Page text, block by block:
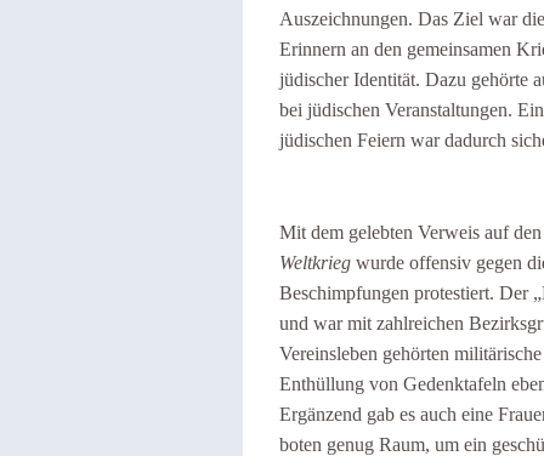
Auszeichnungen. Das Ziel war
Erinnern an den gemeinsamen
jüdischer Identität. Dazu gehörte
bei jüdischen Veranstaltungen.
jüdischen Feiern war dadurch
Mit dem gelebten Verweis auf
Weltkrieg wurde offensiv gegen
Beschimpfungen protestiert. Der
und war mit zahlreichen
Vereinsleben gehörten
Enthüllung von Gedenktafeln
Ergänzend gab es auch eine
boten genug Raum, um ein